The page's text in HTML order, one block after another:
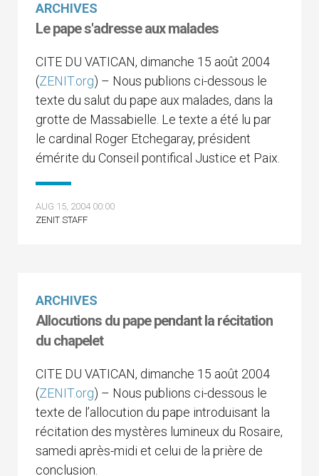
ARCHIVES
Le pape s'adresse aux malades
CITE DU VATICAN, dimanche 15 août 2004
(ZENIT.org) – Nous publions ci-dessous le
texte du salut du pape aux malades, dans la
grotte de Massabielle. Le texte a été lu par
le cardinal Roger Etchegaray, président
émérite du Conseil pontifical Justice et Paix.
AUG 15, 2004 00:00
ZENIT STAFF
ARCHIVES
Allocutions du pape pendant la récitation
du chapelet
CITE DU VATICAN, dimanche 15 août 2004
(ZENIT.org) – Nous publions ci-dessous le
texte de l’allocution du pape introduisant la
récitation des mystères lumineux du Rosaire,
samedi après-midi et celui de la prière de
conclusion.